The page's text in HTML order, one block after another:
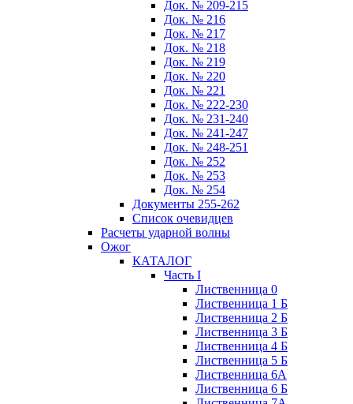
Док. № 209-215
Док. № 216
Док. № 217
Док. № 218
Док. № 219
Док. № 220
Док. № 221
Док. № 222-230
Док. № 231-240
Док. № 241-247
Док. № 248-251
Док. № 252
Док. № 253
Док. № 254
Документы 255-262
Список очевидцев
Расчеты ударной волны
Ожог
КАТАЛОГ
Часть I
Лиственница 0
Лиственница 1 Б
Лиственница 2 Б
Лиственница 3 Б
Лиственница 4 Б
Лиственница 5 Б
Лиственница 6А
Лиственница 6 Б